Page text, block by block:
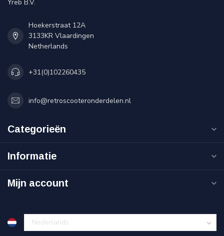
Yreb B.V.
Hoekerstraat 12A
3133KR Vlaardingen
Netherlands
+31(0)102260435
info@retroscooteronderdelen.nl
Categorieën
Informatie
Mijn account